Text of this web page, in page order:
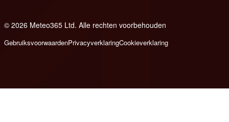
© 2026 Meteo365 Ltd. Alle rechten voorbehouden
GebruiksvoorwaardenPrivacyverklaringCookieverklaring